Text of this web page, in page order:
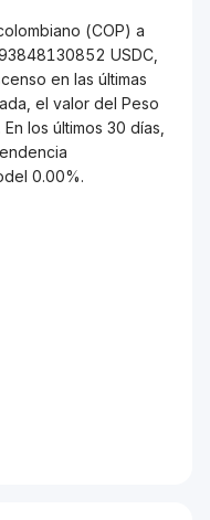
(COP) a
USDC,
en las últimas
el valor del Peso
los últimos 30 días,
0.00%.